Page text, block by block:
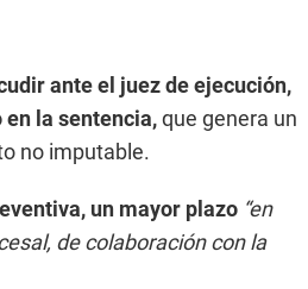
ante el juez de ejecución,
la sentencia,que genera un
no imputable.
un mayor plazo “en
de colaboración con la